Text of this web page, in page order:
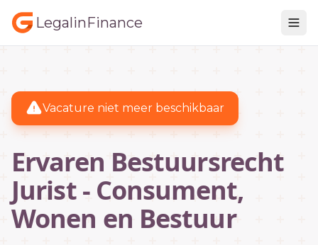
LegalinFinance
Vacature niet meer beschikbaar
Ervaren Bestuursrecht
Jurist - Consument,
Wonen en Bestuur